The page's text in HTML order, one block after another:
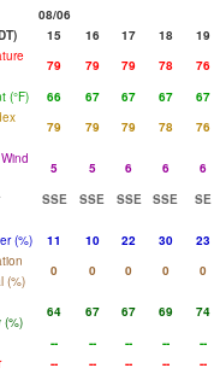
08/06
15 16 17 18 19
79 79 79 78 76
(°F)
66 67 67 67 67
79 79 79 78 76
5 5 6 6 6
SSE SSE SSE SSE SE
(%)
11 10 22 30 23
(%)
0 0 0 0 0
(%)
64 67 67 69 74
-- -- -- -- --
-- -- -- -- --